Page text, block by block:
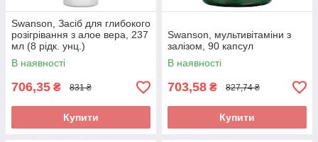
Swanson, Засіб для глибокого
розігрівання з алое вера, 237
мл (8 рідк. унц.)
В наявності
706,35 ₴ 831 ₴
Купити
Swanson, мультивітаміни з
залізом, 90 капсул
В наявності
703,58 ₴ 827,74 ₴
Купити